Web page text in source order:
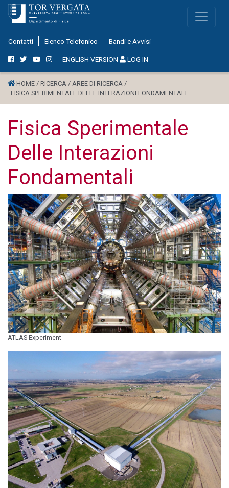
Contatti Elenco Telefonico Bandi e Avvisi
ENGLISH VERSION LOG IN
HOME / RICERCA / AREE DI RICERCA /
FISICA SPERIMENTALE DELLE INTERAZIONI FONDAMENTALI
Fisica Sperimentale
Delle Interazioni
Fondamentali
ATLAS Experiment